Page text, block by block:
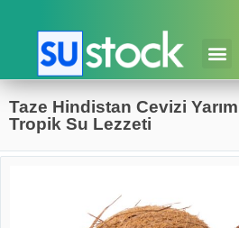
Taze Hindistan Cevizi
Tropik Su Lezzeti